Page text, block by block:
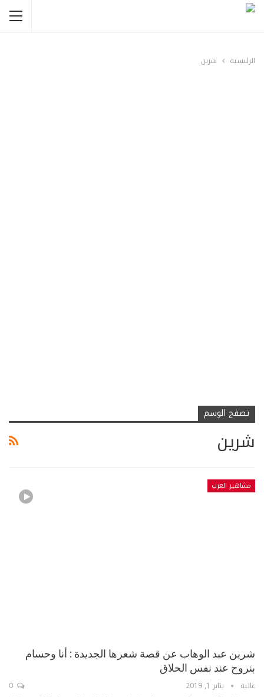
الرئيسية شرين
تصفح الوسم
شرين
مشاهير العرب
شرين عبد الوهاب عن قصة شعرها الجديدة : أنا وحسام
بنروح عند نفس الحلاق
عالية يناير 1, 2019